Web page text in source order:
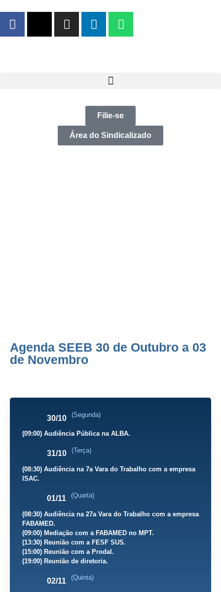
Filie-se
Área do Sindicalizado
Agenda SEEB 30 de Outubro a 03
de Novembro
30/10 (Segunda)
(09:00) Audiência Pública na ALBA.
31/10 (Terça)
(08:30) Audiência na 7a Vara do Trabalho com a empresa
ISAC.
01/11 (Quarta)
(08:30) Audiência na 27a Vara do Trabalho com a empresa
FABAMED.
(09:00) Mediação com a FABAMED no MPT.
(13:30) Reunião com a FESF SUS.
(15:00) Reunião com a Prodal.
(19:00) Reunião de diretoria.
02/11 (Quinta)